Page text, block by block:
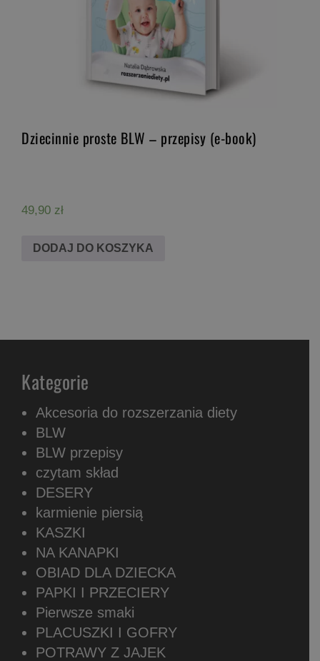
Dziecinnie proste BLW – przepisy (e-book)
49,90 zł
DODAJ DO KOSZYKA
Kategorie
Akcesoria do rozszerzania diety
BLW
BLW przepisy
czytam skład
DESERY
karmienie piersią
KASZKI
NA KANAPKI
OBIAD DLA DZIECKA
PAPKI I PRZECIERY
Pierwsze smaki
PLACUSZKI I GOFRY
POTRAWY Z JAJEK